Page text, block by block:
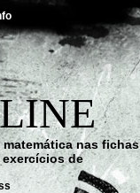
nas fichas
de